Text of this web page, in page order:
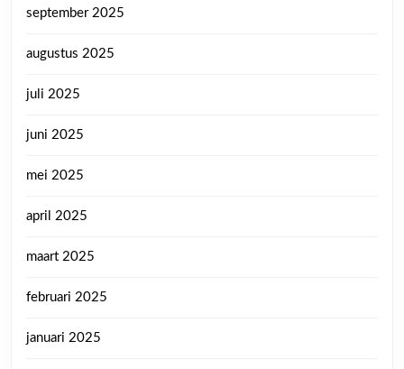
september 2025
augustus 2025
juli 2025
juni 2025
mei 2025
april 2025
maart 2025
februari 2025
januari 2025